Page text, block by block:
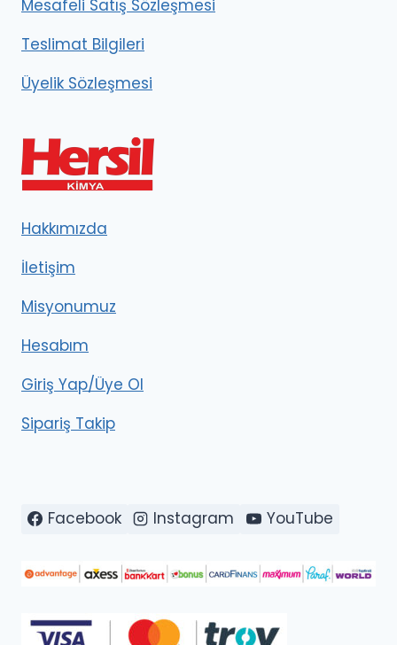
Mesafeli Satış Sözleşmesi
Teslimat Bilgileri
Üyelik Sözleşmesi
Hakkımızda
İletişim
Misyonumuz
Hesabım
Giriş Yap/Üye Ol
Sipariş Takip
Facebook Instagram YouTube